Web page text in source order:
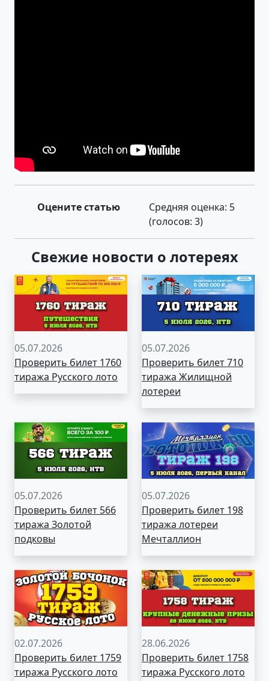
Оцените статью Средняя оценка: 5
(голосов: 3)
Свежие новости о лотереях
05.07.2026
Проверить билет 1760
тиража Русского лото
05.07.2026
Проверить билет 710
тиража Жилищной
лотереи
05.07.2026
Проверить билет 566
тиража Золотой
подковы
05.07.2026
Проверить билет 198
тиража лотереи
Мечталлион
02.07.2026
Проверить билет 1759
тиража Русского лото
28.06.2026
Проверить билет 1758
тиража Русского лото